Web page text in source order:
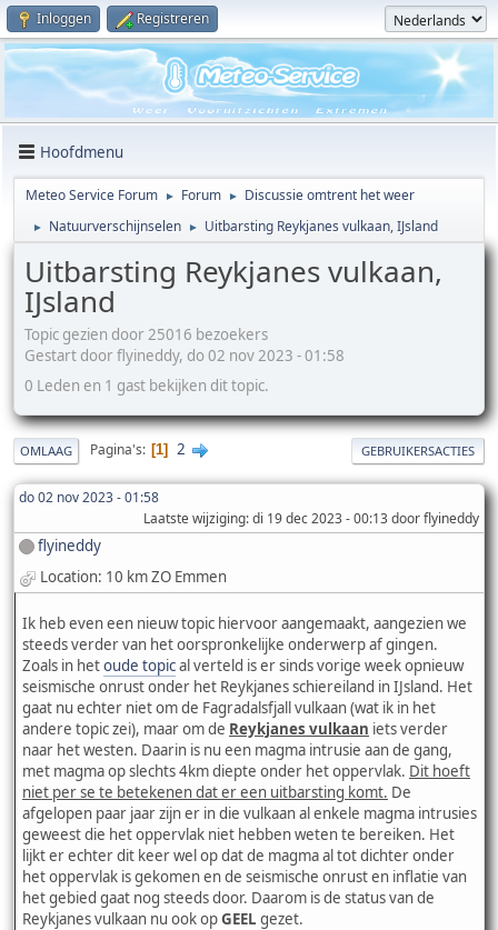
Inloggen Registreren
Hoofdmenu
Meteo Service Forum ► Forum ► Discussie omtrent het weer
► Natuurverschijnselen ► Uitbarsting Reykjanes vulkaan, IJsland
Uitbarsting Reykjanes vulkaan,
IJsland
Topic gezien door 25016 bezoekers
Gestart door flyineddy, do 02 nov 2023 - 01:58
0 Leden en 1 gast bekijken dit topic.
OMLAAG Pagina's 1 2 GEBRUIKERSACTIES
do 02 nov 2023 - 01:58
Laatste wijziging: di 19 dec 2023 - 00:13 door flyineddy
flyineddy
Location: 10 km ZO Emmen
Ik heb even een nieuw topic hiervoor aangemaakt, aangezien we
steeds verder van het oorspronkelijke onderwerp af gingen.
Zoals in hetoude topical verteld is er sinds vorige week opnieuw
seismische onrust onder het Reykjanes schiereiland in IJsland. Het
gaat nu echter niet om de Fagradalsfjall vulkaan (wat ik in het
andere topic zei), maar om de Reykjanes vulkaan iets verder
naar het westen. Daarin is nu een magma intrusie aan de gang,
met magma op slechts 4km diepte onder het oppervlak. Dit hoeft
niet per se te betekenen dat er een uitbarsting komt. De
afgelopen paar jaar zijn er in die vulkaan al enkele magma intrusies
geweest die het oppervlak niet hebben weten te bereiken. Het
lijkt er echter dit keer wel op dat de magma al tot dichter onder
het oppervlak is gekomen en de seismische onrust en inflatie van
het gebied gaat nog steeds door. Daarom is de status van de
Reykjanes vulkaan nu ook opGEEL gezet.